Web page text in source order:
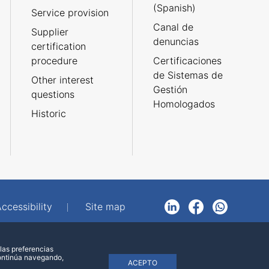
Service provision
Supplier
certification
procedure
Other interest
questions
Historic
(Spanish)
Canal de
denuncias
Certificaciones
de Sistemas de
Gestión
Homologados
Site map
LinkedInFacebookWhatsApp
preferencias
navegando,
ACEPTO